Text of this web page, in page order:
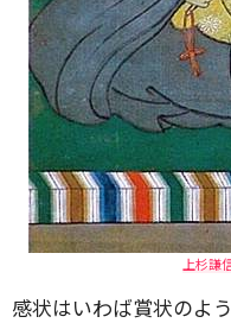
上杉謙
感状はいわば賞状のよ